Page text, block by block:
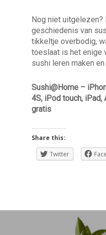
Nog niet uitgelezen?
geschiedenis van
tikkeltje overbodig,
toeslaat is het enige
sushi leren maken
Sushi@Home –
4S, iPod touch, iPad,
gratis
Share this:
Twitter